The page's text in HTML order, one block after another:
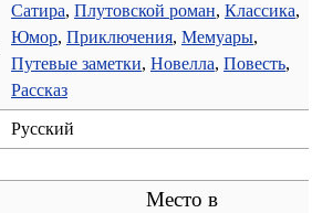
Сатира, Плутовской роман, Классика,
Юмор, Приключения, Мемуары,
Путевые заметки, Новелла, Повесть,
Рассказ
Русский
Место в